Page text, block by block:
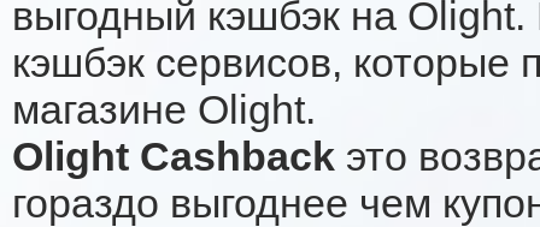
выгодный кэшбэк на
кэшбэк сервисов, которые
магазине Olight.
Olight Cashback это
гораздо выгоднее чем